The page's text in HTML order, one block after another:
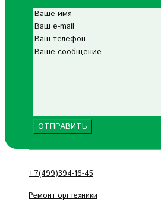
+7(499)394-16-45
Ремонт оргтехники